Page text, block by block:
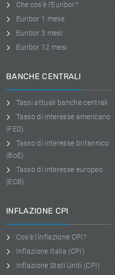
Che cos'è l'Euribor?
Euribor 1 mese
Euribor 3 mesi
Euribor 12 mesi
BANCHE CENTRALI
Tassi attuali banche centrali
Tasso di interesse americano
(FED)
Tasso di interesse britannico
(BoE)
Tasso di interesse europeo
(ECB)
INFLAZIONE CPI
Cos'è l'inflazione CPI?
Inflazione Italia (CPI)
Inflazione Stati Uniti (CPI)